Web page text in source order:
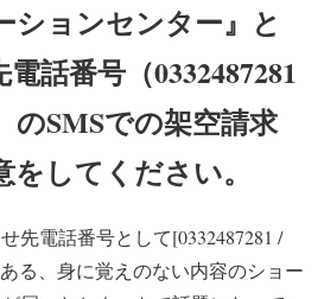
ションセンター』と
話番号（0332487281
のSMSでの架空請求
してください。
先電話番号として[0332487281 /
る、身に覚えのない内容のショー